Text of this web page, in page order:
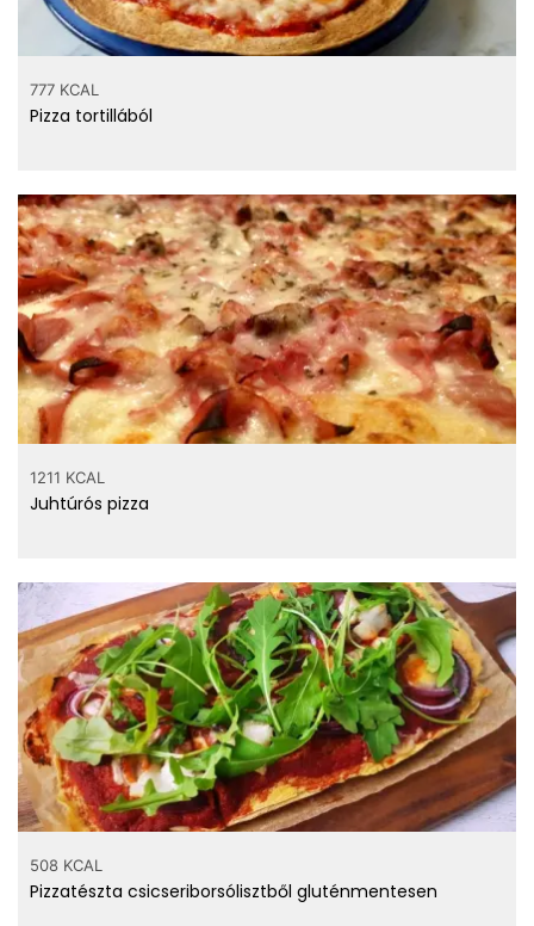
777 KCAL
Pizza tortillából
1211 KCAL
Juhtúrós pizza
508 KCAL
Pizzatészta csicseriborsólisztből gluténmentesen